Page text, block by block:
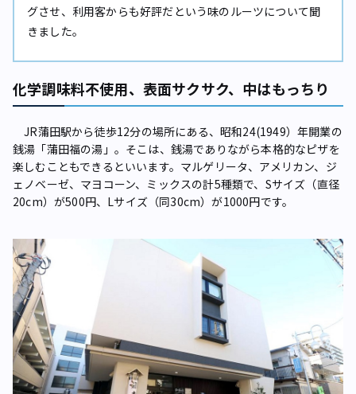
グさせ、利用客からも好評だという味のルーツについて聞
きました。
化学調味料不使用、表面サクサク、中はもっちり
JR蒲田駅から徒歩12分の場所にある、昭和24(1949）年開業の
銭湯「蒲田福の湯」。そこは、銭湯でありながら本格的なピザを
楽しむこともできるといいます。マルゲリータ、アメリカン、ジ
ェノベーゼ、マヨコーン、ミックスの計5種類で、Sサイズ（直径
20cm）が500円、Lサイズ（同30cm）が1000円です。